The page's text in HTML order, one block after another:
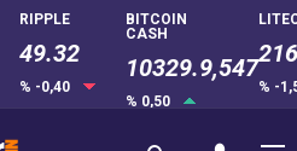
RIPPLE
49.32
% -0,40
BITCOIN
CASH
10329.9,547
% 0,50
% -